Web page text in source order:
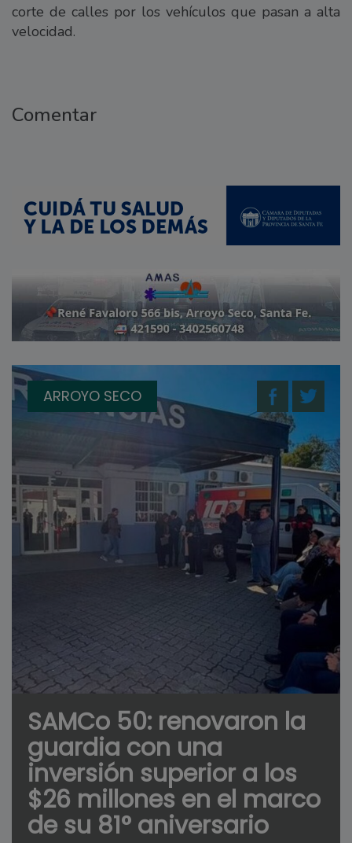
corte de calles por los vehículos que pasan a alta
velocidad.
Comentar
ARROYO SECO
SAMCo 50: renovaron la
guardia con una
inversión superior a los
$26 millones en el marco
de su 81° aniversario